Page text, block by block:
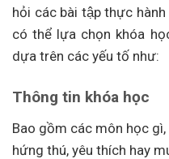
hỏi các bài tập thực
có thể lựa chọn khóa
dựa trên các yếu tố như:
Thông tin khóa học
Bao gồm các môn học
hứng thú, yêu thích hay